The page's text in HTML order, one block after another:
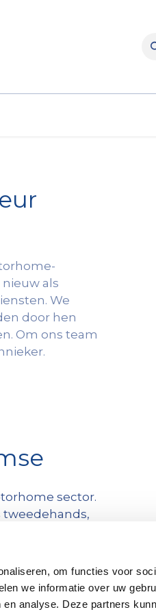
om functies voor
we informatie over uw
analyse. Deze partners
als
We
door hen
Om ons team
sector.
tweedehands,
en goed